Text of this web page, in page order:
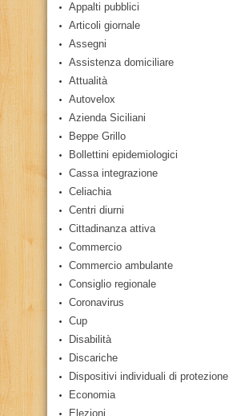
Appalti pubblici
Articoli giornale
Assegni
Assistenza domiciliare
Attualità
Autovelox
Azienda Siciliani
Beppe Grillo
Bollettini epidemiologici
Cassa integrazione
Celiachia
Centri diurni
Cittadinanza attiva
Commercio
Commercio ambulante
Consiglio regionale
Coronavirus
Cup
Disabilità
Discariche
Dispositivi individuali di protezione
Economia
Elezioni